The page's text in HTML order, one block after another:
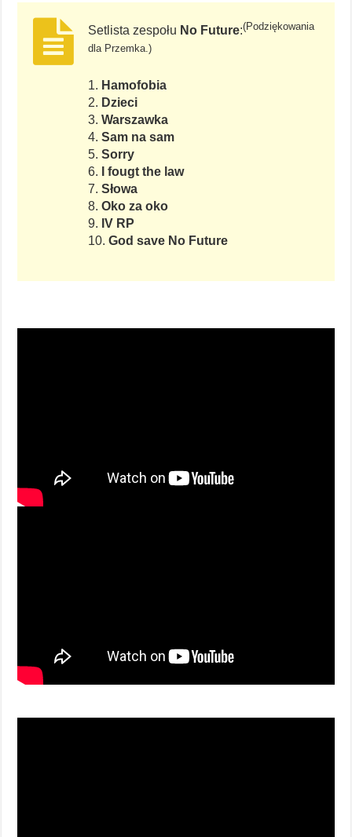
Setlista zespołu No Future:(Podziękowania
dla Przemka.)
1. Hamofobia
2. Dzieci
3.Warszawka
4.Sam na sam
5.Sorry
6.
I fougt the law
7.Słowa
8.Oko za oko
9. IV RP
10.God save No Future